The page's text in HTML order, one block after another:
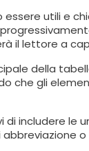
essere utili e
il lettore a
della
che gli
di includere le